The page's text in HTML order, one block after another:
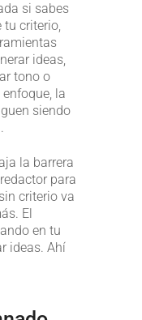
si sabes
criterio,
ideas,
tono o
la
siendo
la barrera
para
criterio va
El
en tu
ideas. Ahí